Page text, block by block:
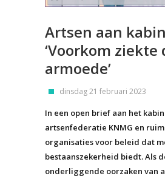
Artsen aan
‘Voorkom ziekte
armoede’
dinsdag 21 februari 2023
In een open brief aan het
artsenfederatie KNMG en
organisaties voor beleid dat
bestaanszekerheid biedt. Als
onderliggende oorzaken van